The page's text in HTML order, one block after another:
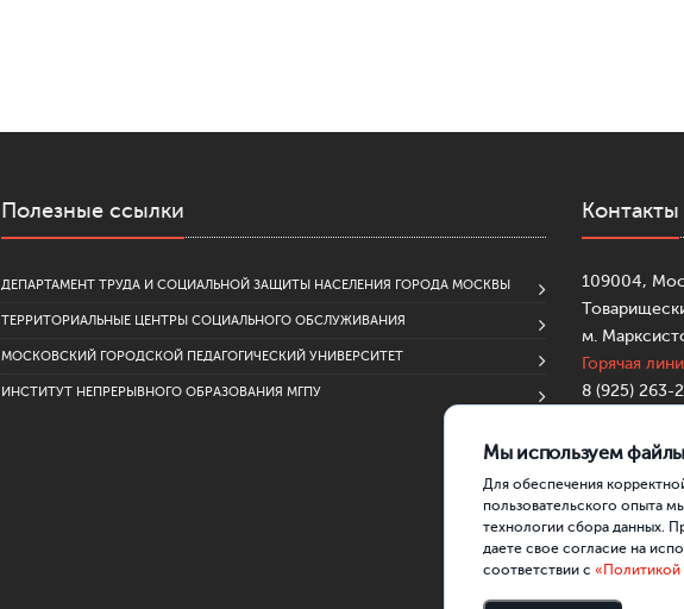
Полезные ссылки
ДЕПАРТАМЕНТ ТРУДА И СОЦИАЛЬНОЙ ЗАЩИТЫ НАСЕЛЕНИЯ ГОРОДА МОСКВЫ
ТЕРРИТОРИАЛЬНЫЕ ЦЕНТРЫ СОЦИАЛЬНОГО ОБСЛУЖИВАНИЯ
МОСКОВСКИЙ ГОРОДСКОЙ ПЕДАГОГИЧЕСКИЙ УНИВЕРСИТЕТ
ИНСТИТУТ НЕПРЕРЫВНОГО ОБРАЗОВАНИЯ МГПУ
Контакты
109004,
м.
Горячая
8 (925) 263-
su@mgpu.ru
Partners:
https://
https://
https://
Мы используем
Для обеспечения
пользовательского опыта
технологии сбора данных.
даете свое согласие на
соответствии с «Политикой